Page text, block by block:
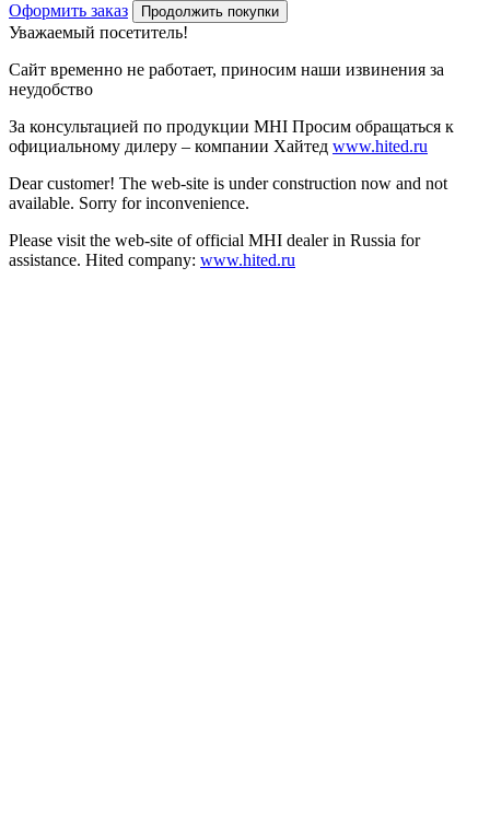
Оформить заказ
Продолжить покупки
Уважаемый посетитель!
Сайт временно не работает, приносим наши извинения за
неудобство
За консультацией по продукции MHI Просим обращаться к
официальному дилеру – компании Хайтед www.hited.ru
Dear customer! The web-site is under construction now and not
available. Sorry for inconvenience.
Please visit the web-site of official MHI dealer in Russia for
assistance. Hited company: www.hited.ru